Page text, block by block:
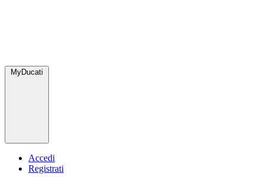
MyDucati
Accedi
Registrati